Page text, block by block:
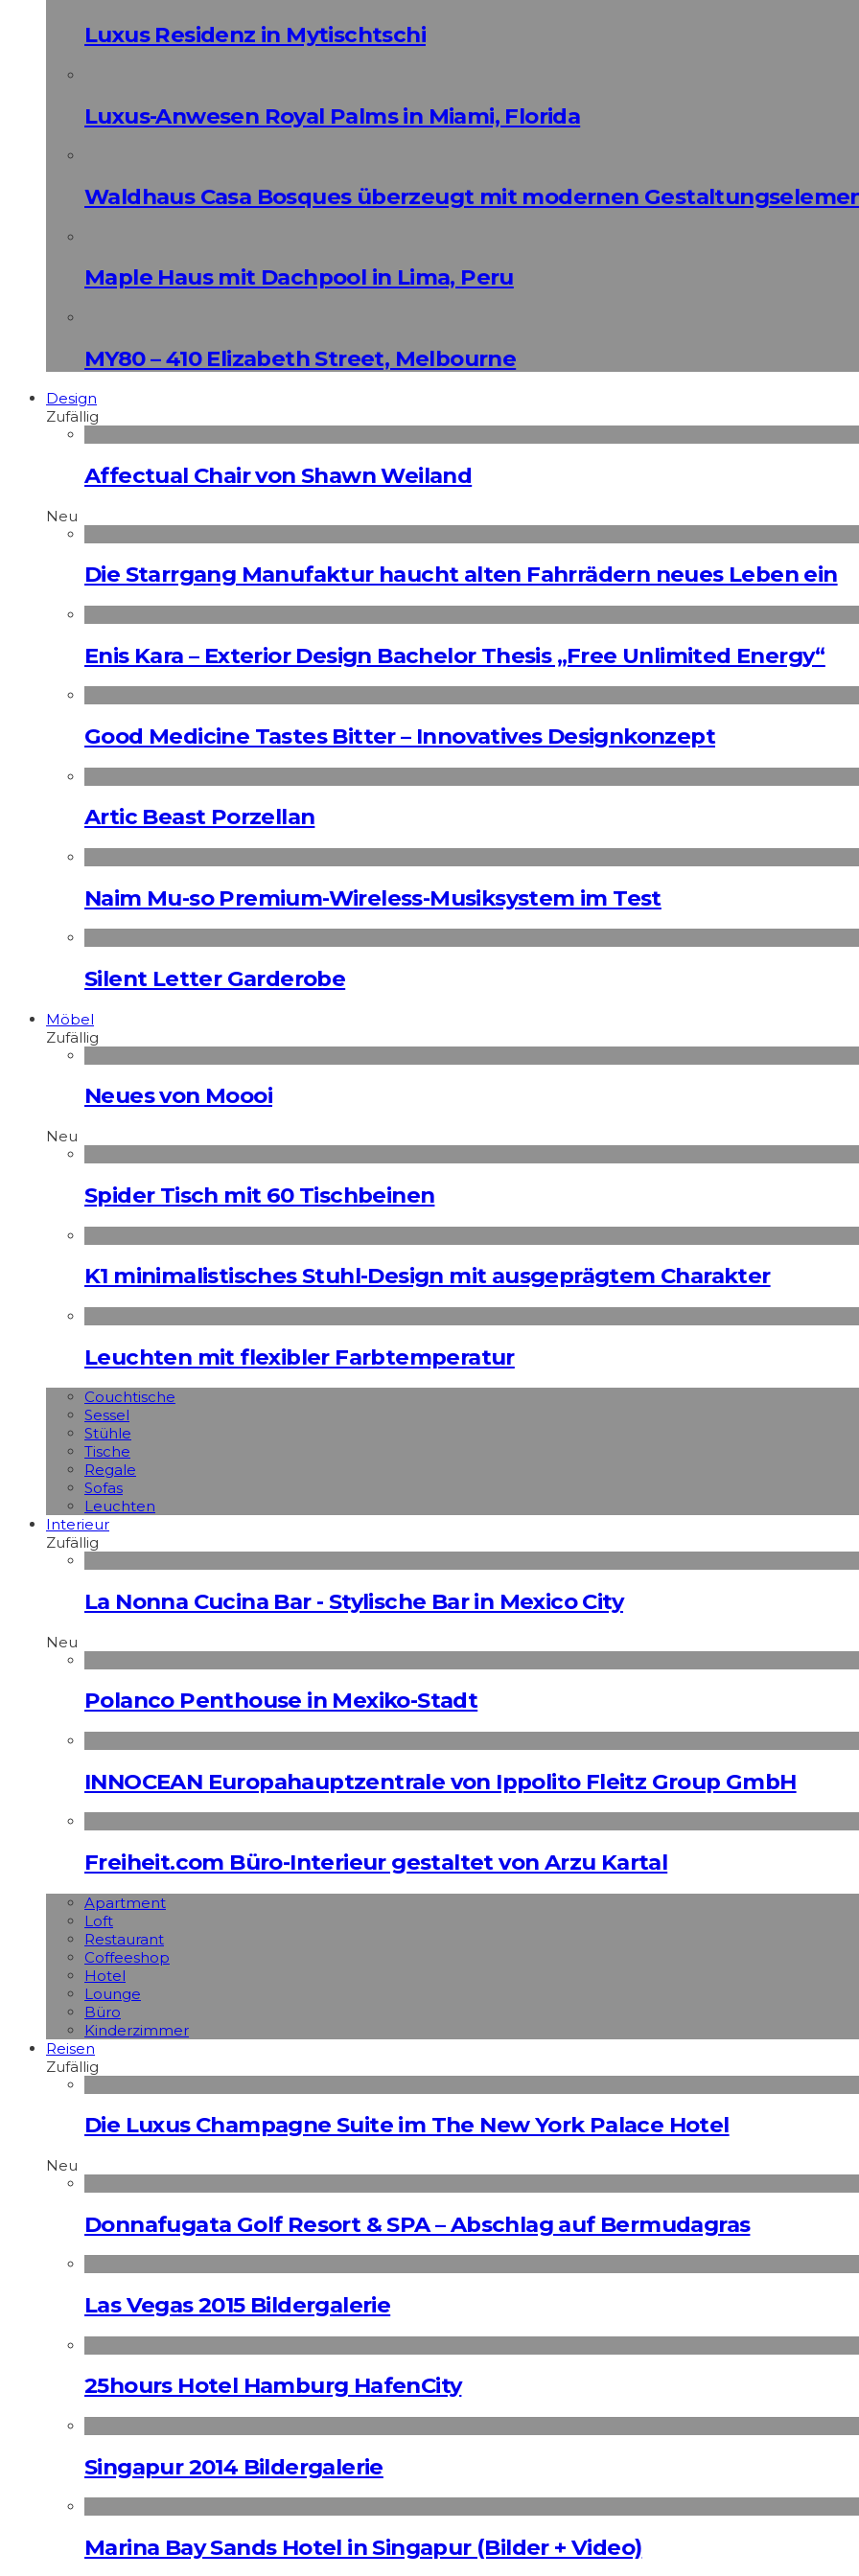
Luxus Residenz in Mytischtschi
Luxus-Anwesen Royal Palms in Miami, Florida
Waldhaus Casa Bosques überzeugt mit modernen
Maple Haus mit Dachpool in Lima, Peru
MY80 – 410 Elizabeth Street, Melbourne
Design
Zufällig
Affectual Chair von Shawn Weiland
Neu
Die Starrgang Manufaktur haucht alten Fahrrädern neues Leben ein
Enis Kara – Exterior Design Bachelor Thesis „Free Unlimited Energy“
Good Medicine Tastes Bitter – Innovatives Designkonzept
Artic Beast Porzellan
Naim Mu-so Premium-Wireless-Musiksystem im Test
Silent Letter Garderobe
Möbel
Zufällig
Neues von Moooi
Neu
Spider Tisch mit 60 Tischbeinen
K1 minimalistisches Stuhl-Design mit ausgeprägtem Charakter
Leuchten mit flexibler Farbtemperatur
Couchtische
Sessel
Stühle
Tische
Regale
Sofas
Leuchten
Interieur
Zufällig
La Nonna Cucina Bar - Stylische Bar in Mexico City
Neu
Polanco Penthouse in Mexiko-Stadt
INNOCEAN Europahauptzentrale von Ippolito Fleitz Group GmbH
Freiheit.com Büro-Interieur gestaltet von Arzu Kartal
Apart­ment
Loft
Restaurant
Coffeeshop
Hotel
Lounge
Büro
Kinderzimmer
Reisen
Zufällig
Die Luxus Champagne Suite im The New York Palace Hotel
Neu
Donnafugata Golf Resort & SPA – Abschlag auf Bermudagras
Las Vegas 2015 Bildergalerie
25hours Hotel Hamburg HafenCity
Singapur 2014 Bildergalerie
Marina Bay Sands Hotel in Singapur (Bilder + Video)